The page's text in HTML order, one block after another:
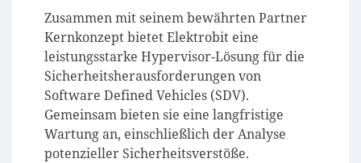
Zusammen mit seinem bewährten Partner
Kernkonzept bietet Elektrobit eine
leistungsstarke Hypervisor-Lösung für die
Sicherheitsherausforderungen von
Software Defined Vehicles (SDV).
Gemeinsam bieten sie eine langfristige
Wartung an, einschließlich der Analyse
potenzieller Sicherheitsverstöße.